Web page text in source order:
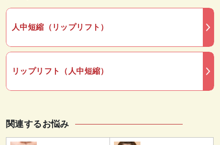
人中短縮（リップリフト）
リップリフト（人中短縮）
関連するお悩み